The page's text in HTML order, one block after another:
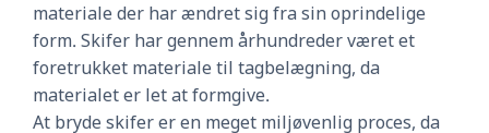
materiale der har ændret sig fra sin oprindelige
form. Skifer har gennem århundreder været et
foretrukket materiale til tagbelægning, da
materialet er let at formgive.
At bryde skifer er en meget miljøvenlig proces, da